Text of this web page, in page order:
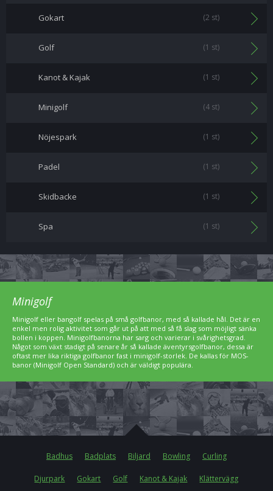
Gokart (2 st)
Golf (1 st)
Kanot & Kajak (1 st)
Minigolf (4 st)
Nöjespark (1 st)
Padel (1 st)
Skidbacke (1 st)
Spa (1 st)
Minigolf
Minigolf eller bangolf spelas på små golfbanor, med så kallade hål. Det är en
enkel men rolig aktivitet som går ut på att med så få slag som möjligt sänka
bollen i koppen. Minigolfbanorna har sarg och varierar i svårighetsgrad.
Något som växt stadigt på senare år så kallade äventyrsgolfbanor, dessa är
oftast mer lika riktiga golfbanor fast i minigolf-storlek. De kallas för MOS-
banor (Minigolf Open Standard) och är väldigt populära.
Badhus Badplats Biljard Bowling Curling
Djurpark Gokart Golf Kanot & Kajak Klättervägg